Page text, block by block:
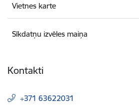
Vietnes karte
Sīkdatņu izvēles maiņa
Kontakti
+371 63622031